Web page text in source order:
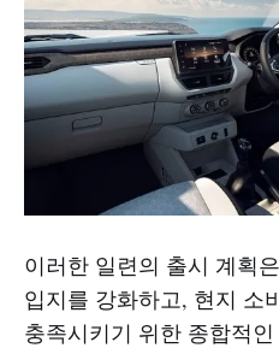
이러한 일련의 출시 계획
입지를 강화하고, 현지 소
충족시키기 위한 종합적